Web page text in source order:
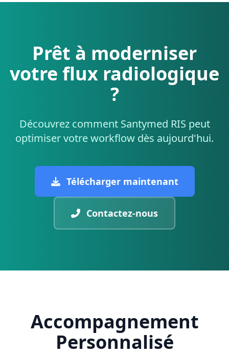
Prêt à moderniser
votre flux radiologique
?
Découvrez comment Santymed RIS peut
optimiser votre workflow dès aujourd'hui.
Télécharger maintenant
Contactez-nous
Accompagnement
Personnalisé